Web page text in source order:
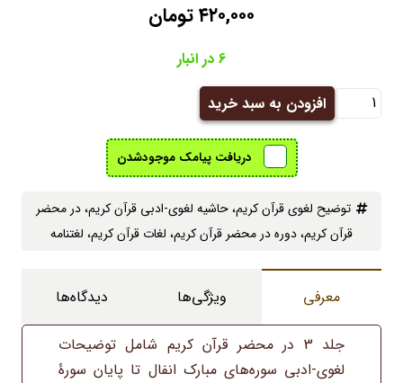
۴۲۰,۰۰۰تومان
6 در انبار
جلد
قرآن
افزودن به سبد خرید
دریافت پیامک موجودشدن
توضیح لغوی قرآن کریم، ‌حاشیه لغوی-ادبی قرآن کریم، ‌در محضر
قرآن کریم، ‌دوره در محضر قرآن کریم، ‌ لغات قرآن کریم، ‌ لغتنامه
معرفی ویژگی‌ها دیدگاه‌ها
جلد 3 در محضر قرآن کریم شامل توضیحات
لغوی-ادبی سوره‌های مبارک انفال تا پایان سورۀ